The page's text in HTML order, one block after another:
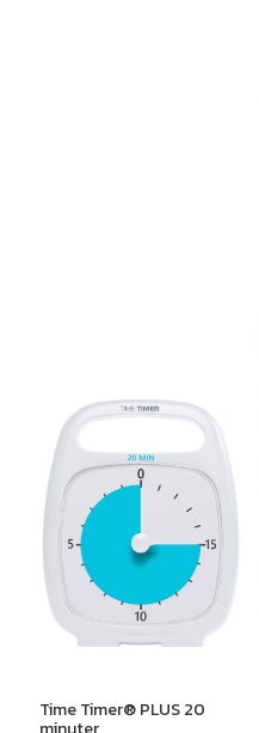
Time Timer® PLUS 20